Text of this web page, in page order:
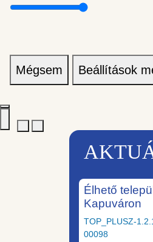
Mégsem Beállítások
Élhető
Kapuváron
TOP_PLUSZ-
00098